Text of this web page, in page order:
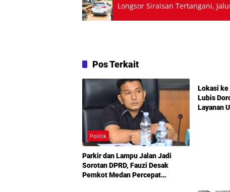
Longsor Siraisan Tertangani,
Pos Terkait
Politik
Parkir dan Lampu Jalan Jadi
Sorotan DPRD, Fauzi Desak
Pemkot Medan Percepat
Lokasi
Lubis
Layanan